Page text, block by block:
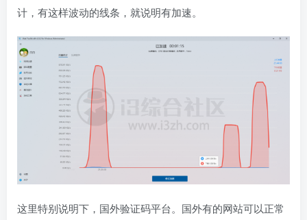
计，有这样波动的线条，就说明有加速。
这里特别说明下，国外验证码平台。国外有的网站可以正常